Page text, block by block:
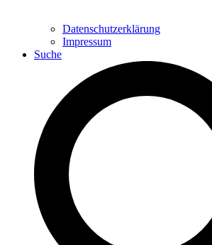
Datenschutzerklärung
Impressum
Suche